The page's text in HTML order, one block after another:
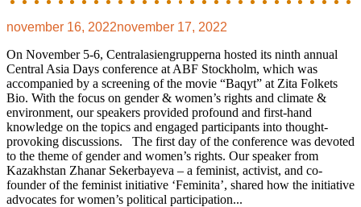
november 16, 2022november 17, 2022
On November 5-6, Centralasiengrupperna hosted its ninth annual
Central Asia Days conference at ABF Stockholm, which was
accompanied by a screening of the movie “Baqyt” at Zita Folkets
Bio. With the focus on gender & women’s rights and climate &
environment, our speakers provided profound and first-hand
knowledge on the topics and engaged participants into thought-
provoking discussions. The first day of the conference was devoted
to the theme of gender and women’s rights. Our speaker from
Kazakhstan Zhanar Sekerbayeva – a feminist, activist, and co-
founder of the feminist initiative ‘Feminita’, shared how the initiative
advocates for women’s political participation...